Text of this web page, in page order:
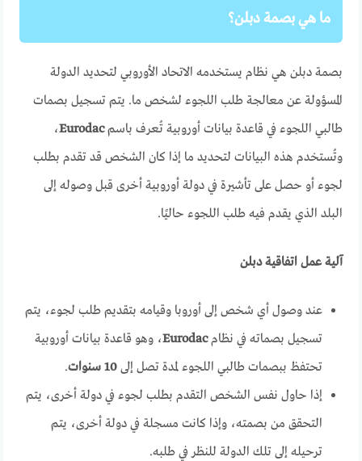
ما هي بصمة دبلن؟
بصمة دبلن هي نظام يستخدمه الاتحاد الأوروبي لتحديد الدولة
المسؤولة عن معالجة طلب اللجوء لشخص ما. يتم تسجيل بصمات
طالبي اللجوء في قاعدة بيانات أوروبية تُعرف باسمEurodac،
وتُستخدم هذه البيانات لتحديد ما إذا كان الشخص قد تقدم بطلب
لجوء أو حصل على تأشيرة في دولة أوروبية أخرى قبل وصوله إلى
البلد الذي يقدم فيه طلب اللجوء حاليًا.
آلية عمل اتفاقية دبلن
عند وصول أي شخص إلى أوروبا وقيامه بتقديم طلب لجوء، يتم
تسجيل بصماته في نظامEurodac، وهو قاعدة بيانات أوروبية
تحتفظ ببصمات طالبي اللجوء لمدة تصل إلى10 سنوات
.
إذا حاول نفس الشخص التقدم بطلب لجوء في دولة أخرى، يتم
التحقق من بصمته، وإذا كانت مسجلة في دولة أخرى، يتم
ترحيله إلى تلك الدولة للنظر في طلبه.